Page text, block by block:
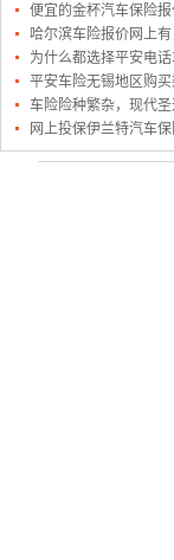
便宜的金杯汽车保险
哈尔滨车险报价网上
为什么都选择平安电话
平安车险无锡地区购
车险险种繁杂，现代圣
网上投保伊兰特汽车